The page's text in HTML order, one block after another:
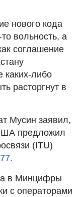
нового кода
вольность, а
соглашение
каких-либо
расторгнут в
Мусин заявил,
предложил
(ITU)
в Минцифры
с операторами